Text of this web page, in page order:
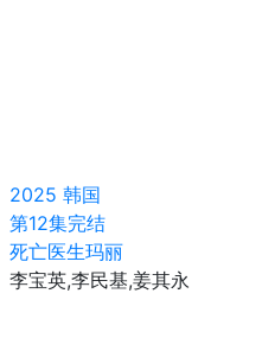
2025 韩国
第12集完结
死亡医生玛丽
李宝英,李民基,姜其永